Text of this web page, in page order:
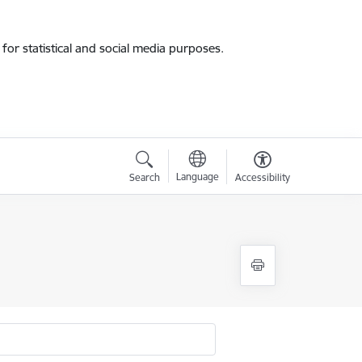
statistical and social media purposes.
Search Language Accessibility